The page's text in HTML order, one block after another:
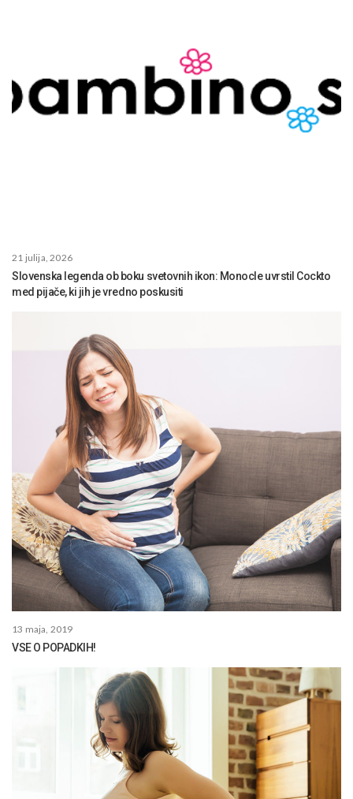
21 julija, 2026
Slovenska legenda ob boku svetovnih ikon: Monocle uvrstil Cockto
med pijače, ki jih je vredno poskusiti
13 maja, 2019
VSE O POPADKIH!